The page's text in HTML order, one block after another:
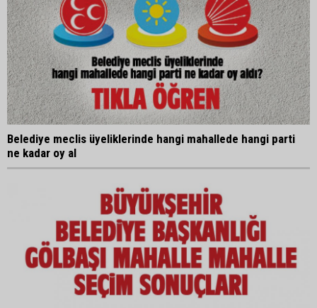
Belediye meclis üyeliklerinde hangi mahallede hangi parti
ne kadar oy al